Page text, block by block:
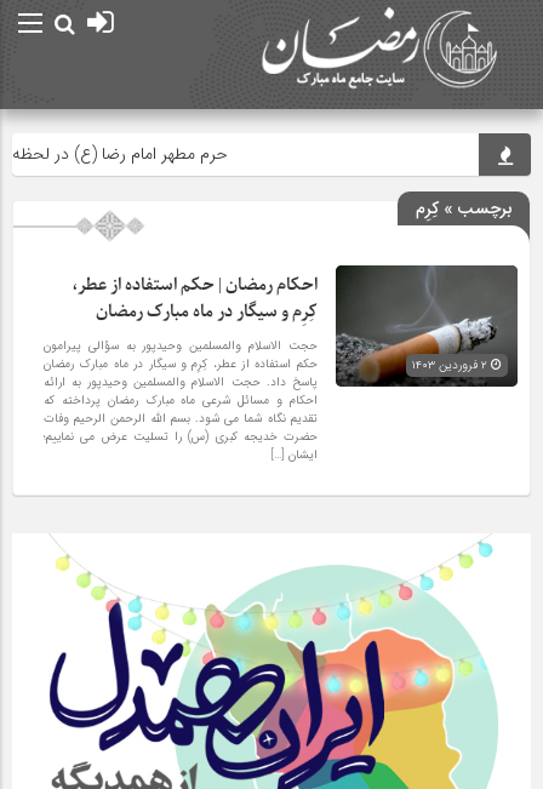
حرم مطهر امام رضا (ع) در لحظه تحویل
برچسب » کِرِم
احکام رمضان | حکم استفاده از عطر،
کِرِم و سیگار در ماه مبارک رمضان
حجت الاسلام والمسلمین وحیدپور به سؤالی پیرامون
حکم استفاده از عطر، کِرِم و سیگار در ماه مبارک رمضان
پاسخ داد. حجت الاسلام والمسلمین وحیدپور به ارائه
احکام و مسائل شرعی ماه مبارک رمضان پرداخته که
تقدیم نگاه شما می شود. بسم الله الرحمن الرحیم وفات
حضرت خدیجه کبری (س) را تسلیت عرض می نماییم؛
ایشان […]